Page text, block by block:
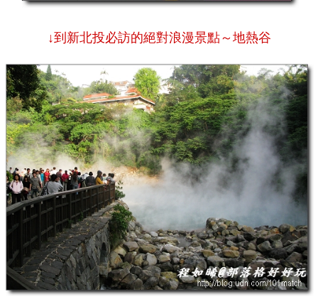
↓到新北投必訪的絕對浪漫景點～地熱谷